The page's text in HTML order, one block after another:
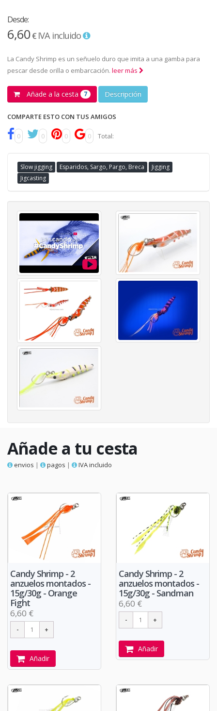
Desde:
6,60€ IVA incluido
La Candy Shrimp es un señuelo duro que imita a una gamba para
pescar desde orilla o embarcación. leer más
Añade a la cesta 7 Descripción
COMPARTE ESTO CON TUS AMIGOS
0 0 0 0 Total:
Slow jigging Esparidos, Sargo, Pargo, Breca
Jigging
Jigcasting
Añade a tu cesta
envios | pagos | IVA incluido
Candy Shrimp - 2
anzuelos montados -
15g/30g - Orange
Fight
6,60 €
Añadir
Candy Shrimp - 2
anzuelos montados -
15g/30g - Sandman
6,60 €
Añadir